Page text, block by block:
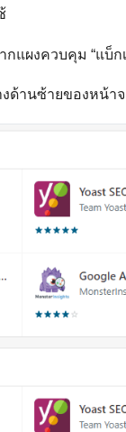
แผงควบคุม “แบ็ก
ด้านซ้ายของหน้า